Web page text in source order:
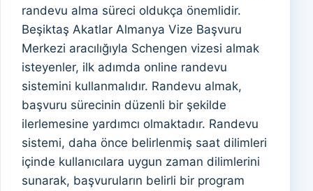
randevu alma süreci oldukça önemlidir.
Beşiktaş Akatlar Almanya Vize Başvuru
Merkezi aracılığıyla Schengen vizesi almak
isteyenler, ilk adımda online randevu
sistemini kullanmalıdır. Randevu almak,
başvuru sürecinin düzenli bir şekilde
ilerlemesine yardımcı olmaktadır. Randevu
sistemi, daha önce belirlenmiş saat dilimleri
içinde kullanıcılara uygun zaman dilimlerini
sunarak, başvuruların belirli bir program